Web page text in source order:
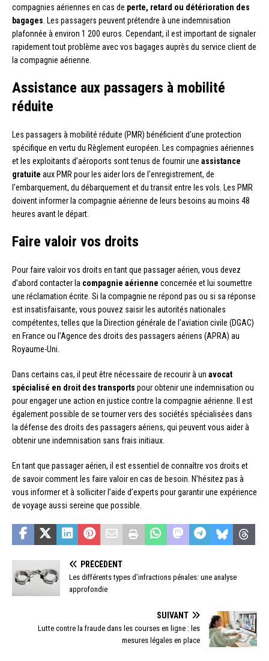
compagnies aériennes en cas de perte, retard ou détérioration des
bagages. Les passagers peuvent prétendre à une indemnisation
plafonnée à environ 1 200 euros. Cependant, il est important de signaler
rapidement tout problème avec vos bagages auprès du service client de
la compagnie aérienne.
Assistance aux passagers à mobilité
réduite
Les passagers à mobilité réduite (PMR) bénéficient d’une protection
spécifique en vertu du Règlement européen. Les compagnies aériennes
et les exploitants d’aéroports sont tenus de fournir une assistance
gratuite aux PMR pour les aider lors de l’enregistrement, de
l’embarquement, du débarquement et du transit entre les vols. Les PMR
doivent informer la compagnie aérienne de leurs besoins au moins 48
heures avant le départ.
Faire valoir vos droits
Pour faire valoir vos droits en tant que passager aérien, vous devez
d’abord contacter la compagnie aérienne concernée et lui soumettre
une réclamation écrite. Si la compagnie ne répond pas ou si sa réponse
est insatisfaisante, vous pouvez saisir les autorités nationales
compétentes, telles que la Direction générale de l’aviation civile (DGAC)
en France ou l’Agence des droits des passagers aériens (APRA) au
Royaume-Uni.
Dans certains cas, il peut être nécessaire de recourir à un avocat
spécialisé en droit des transports pour obtenir une indemnisation ou
pour engager une action en justice contre la compagnie aérienne. Il est
également possible de se tourner vers des sociétés spécialisées dans
la défense des droits des passagers aériens, qui peuvent vous aider à
obtenir une indemnisation sans frais initiaux.
En tant que passager aérien, il est essentiel de connaître vos droits et
de savoir comment les faire valoir en cas de besoin. N’hésitez pas à
vous informer et à solliciter l’aide d’experts pour garantir une expérience
de voyage aussi sereine que possible.
PRÉCÉDENT
Les différents types d’infractions pénales: une analyse
approfondie
SUIVANT
Lutte contre la fraude dans les courses en ligne : les
mesures légales en place